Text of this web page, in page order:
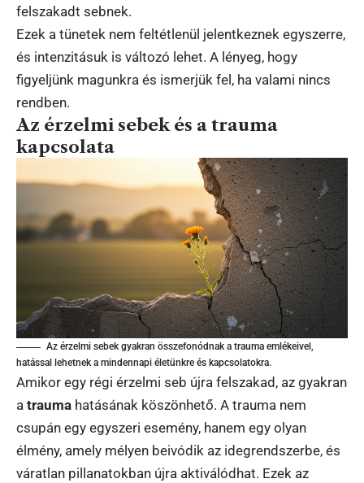
felszakadt sebnek.
Ezek a tünetek nem feltétlenül jelentkeznek egyszerre,
és intenzitásuk is változó lehet. A lényeg, hogy
figyeljünk magunkra és ismerjük fel, ha valami nincs
rendben.
Az érzelmi sebek és a trauma
kapcsolata
Az érzelmi sebek gyakran összefonódnak a trauma emlékeivel,
hatással lehetnek a mindennapi életünkre és kapcsolatokra.
Amikor egy régi érzelmi seb újra felszakad, az gyakran
a trauma hatásának köszönhető. A trauma nem
csupán egy egyszeri esemény, hanem egy olyan
élmény, amely mélyen beivódik az idegrendszerbe, és
váratlan pillanatokban újra aktiválódhat. Ezek az